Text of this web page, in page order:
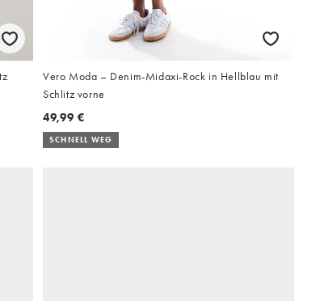
Vero Moda – Denim-Midaxi-Rock in Hellblau mit
Schlitz vorne
49,99 €
SCHNELL WEG